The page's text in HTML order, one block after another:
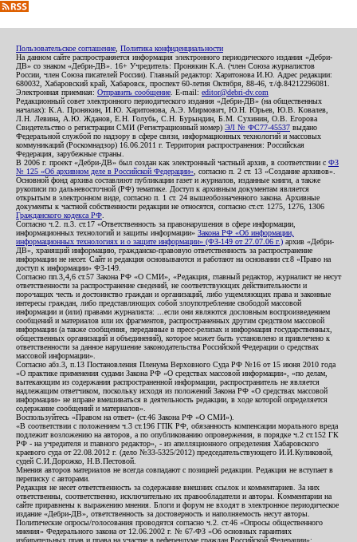
Пользовательское соглашение Политика конфиденциальности
На данном сайте распространяется информация электронного периодического издания «Дебри-
ДВ» со знаком «Дебри-ДВ». 16+ Учредитель: Пронякин К.А. (член Союза журналистов
России, член Союза писателей России). Главный редактор: Харитонова И.Ю. Адрес редакции:
680032, Хабаровский край, Хабаровск, проспект 60-летия Октября, 88-46, т./ф.84212296081.
Электронная приемная: Отправить сообщение . E-mail: editor@debri-dv.com
Редакционный совет электронного периодического издания «Дебри-ДВ» (на общественных
началах): К.А. Пронякин, И.Ю. Харитонова, А.Э. Мирмович, Ю.Н. Юрьев, Ю.В. Ковалев,
Л.Н. Левина, А.Ю. Жданов, Е.Н. Голубь, С.Н. Бурындин, Б.М. Сухинин, О.В. Егорова
Свидетельство о регистрации СМИ (Регистрационный номер) ЭЛ № ФС77-45537 выдано
Федеральной службой по надзору в сфере связи, информационных технологий и массовых
коммуникаций (Роскомнадзор) 16.06.2011 г. Территория распространения: Российская
Федерация, зарубежные страны.
В 2006 г. проект «Дебри-ДВ» был создан как электронный частный архив, в соответствии с ФЗ
№ 125 «Об архивном деле в Российской Федерации» , согласно п. 2 ст. 13 «Создание архивов».
Основной фонд архива составляют публикации газет и журналов, изданные книги, а также
рукописи по дальневосточной (РФ) тематике. Доступ к архивным документам является
открытым в электронном виде, согласно п. 1 ст. 24 вышеобозначенного закона. Архивные
документы к частной собственности редакции не относятся, согласно ст.ст. 1275, 1276, 1306
Гражданского кодекса РФ
Согласно ч.2. п.3. ст.17 «Ответственность за правонарушения в сфере информации,
информационных технологий и защиты информации» Закона РФ «Об информации,
информационных технологиях и о защите информации» (ФЗ-149 от 27.07.06 г.) архив «Дебри-
ДВ», хранящий информацию, гражданско-правовую ответственность за распространение
информации не несет. Сайт и редакция основываются и работают на основании ст.8 «Право на
доступ к информации» ФЗ-149.
Согласно пп.3,4,6 ст.57 Закона РФ «О СМИ», «Редакция, главный редактор, журналист не несут
ответственности за распространение сведений, не соответствующих действительности и
порочащих честь и достоинство граждан и организаций, либо ущемляющих права и законные
интересы граждан, либо представляющих собой злоупотребление свободой массовой
информации и (или) правами журналиста: ...если они являются дословным воспроизведением
сообщений и материалов или их фрагментов, распространенных другим средством массовой
информации (а также сообщения, переданные в пресс-релизах и информация государственных,
общественных организаций и объединений), которое может быть установлено и привлечено к
ответственности за данное нарушение законодательства Российской Федерации о средствах
массовой информации».
Согласно абз.3, п.13 Постановления Пленума Верховного Суда РФ №16 от 15 июня 2010 года
«О практике применения судами Закона РФ «О средствах массовой информации», «по делам,
вытекающим из содержания распространенной информации, распространитель не является
надлежащим ответчиком, поскольку исходя из положений Закона РФ «О средствах массовой
информации» не вправе вмешиваться в деятельность редакции, в ходе которой определяется
содержание сообщений и материалов».
Воспользуйтесь «Правом на ответ» (ст.46 Закона РФ «О СМИ»).
«В соответствии с положением ч.3 ст.196 ГПК РФ, обязанность компенсации морального вреда
подлежит возложению на авторов, а по опубликованию опровержения, в порядке ч.2 ст.152 ГК
РФ - на учредителя и главного редактор», - из апелляционного определения Хабаровского
краевого суда от 22.08.2012 г. (дело №33-5325/2012) председательствующего И.И.Куликовой,
судей С.И.Дорожко, Н.В.Пестовой.
Мнения авторов материалов не всегда совпадают с позицией редакции. Редакция не вступает в
переписку с авторами.
Редакция не несет ответственность за содержание внешних ссылок и комментариев. За них
ответственны, соответственно, исключительно их правообладатели и авторы. Комментарии на
сайте приравнены к выражению мнения. Блоги и форум не входят в электронное периодическое
издание «Дебри-ДВ», ответственность за достоверность и наполняемость несут авторы.
Политические опросы/голосования проводятся согласно ч.2. ст.46 «Опросы общественного
мнения» Федерального закона от 12.06.2002 г. № 67-ФЗ «Об основных гарантиях
избирательных прав и права на участие в референдуме граждан Российской Федерации»;